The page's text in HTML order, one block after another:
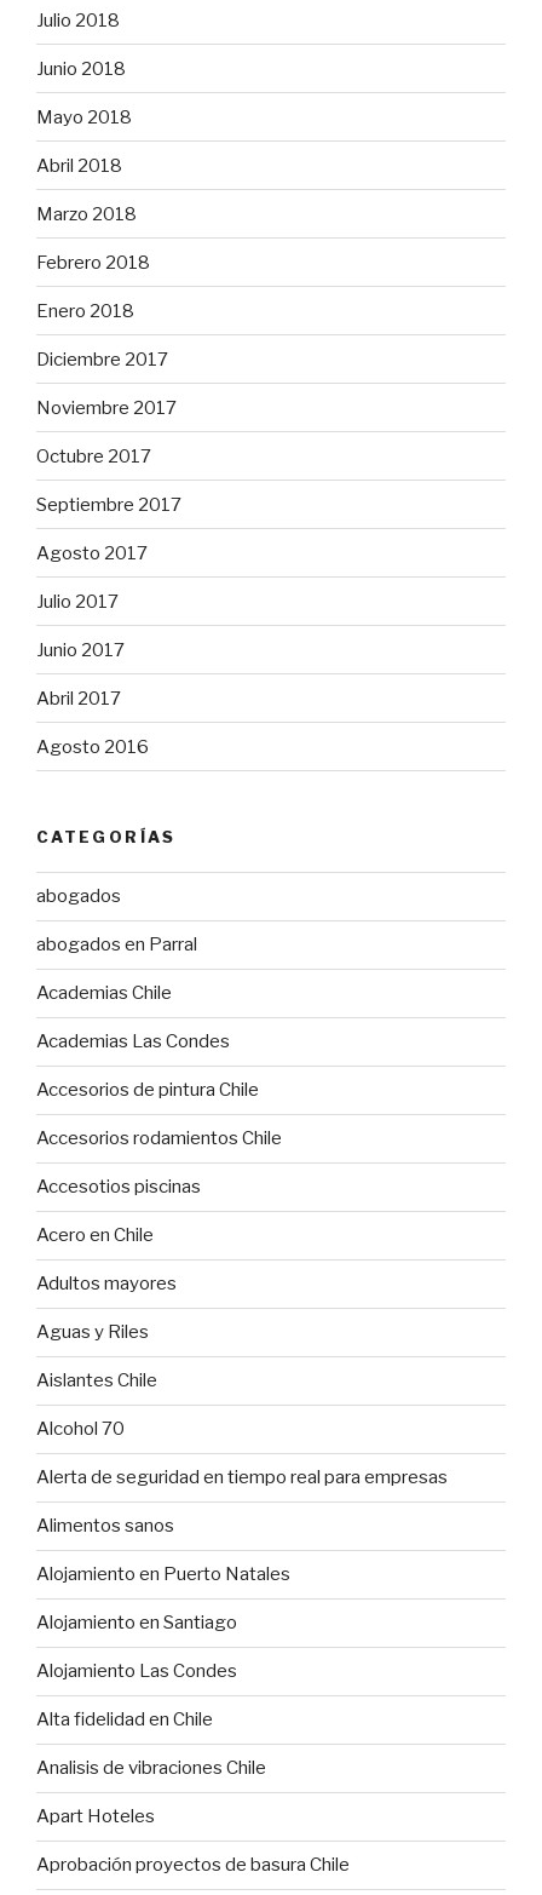
Julio 2018
Junio 2018
Mayo 2018
Abril 2018
Marzo 2018
Febrero 2018
Enero 2018
Diciembre 2017
Noviembre 2017
Octubre 2017
Septiembre 2017
Agosto 2017
Julio 2017
Junio 2017
Abril 2017
Agosto 2016
CATEGORÍAS
abogados
abogados en Parral
Academias Chile
Academias Las Condes
Accesorios de pintura Chile
Accesorios rodamientos Chile
Accesotios piscinas
Acero en Chile
Adultos mayores
Aguas y Riles
Aislantes Chile
Alcohol 70
Alerta de seguridad en tiempo real para empresas
Alimentos sanos
Alojamiento en Puerto Natales
Alojamiento en Santiago
Alojamiento Las Condes
Alta fidelidad en Chile
Analisis de vibraciones Chile
Apart Hoteles
Aprobación proyectos de basura Chile